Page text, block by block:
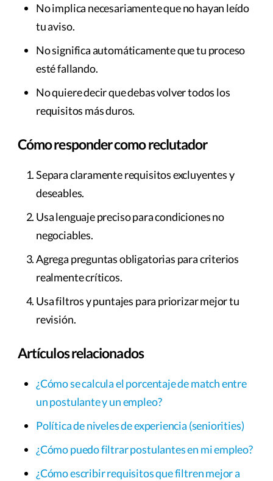
No implica necesariamente que no hayan leído
tu aviso.
No significa automáticamente que tu proceso
esté fallando.
No quiere decir que debas volver todos los
requisitos más duros.
Cómo responder como reclutador
Separa claramente requisitos excluyentes y
deseables.
Usa lenguaje preciso para condiciones no
negociables.
Agrega preguntas obligatorias para criterios
realmente críticos.
Usa filtros y puntajes para priorizar mejor tu
revisión.
Artículos relacionados
¿Cómo se calcula el porcentaje de match entre
un postulante y un empleo?
Política de niveles de experiencia (seniorities)
¿Cómo puedo filtrar postulantes en mi empleo?
¿Cómo escribir requisitos que filtren mejor a